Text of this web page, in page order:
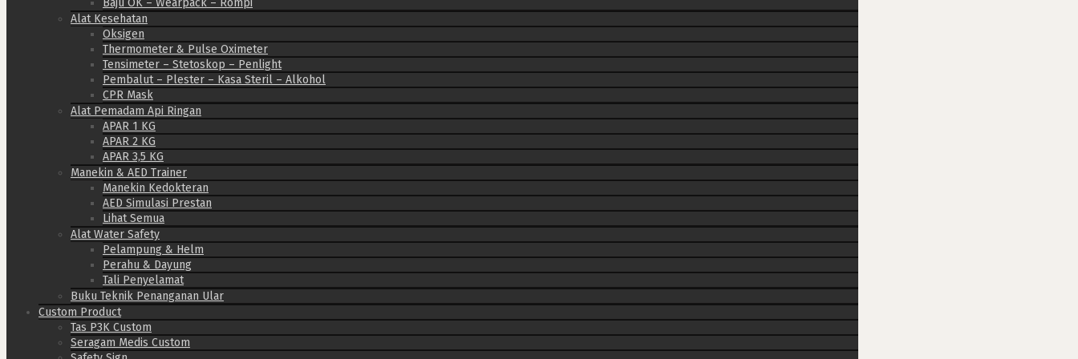
Alat Kesehatan
Oksigen
Thermometer & Pulse Oximeter
Tensimeter – Stetoskop – Penlight
Pembalut – Plester – Kasa Steril – Alkohol
CPR Mask
Alat Pemadam Api Ringan
APAR 1 KG
APAR 2 KG
APAR 3,5 KG
Manekin & AED Trainer
Manekin Kedokteran
AED Simulasi Prestan
Lihat Semua
Alat Water Safety
Pelampung & Helm
Perahu & Dayung
Tali Penyelamat
Buku Teknik Penanganan Ular
Custom Product
Tas P3K Custom
Seragam Medis Custom